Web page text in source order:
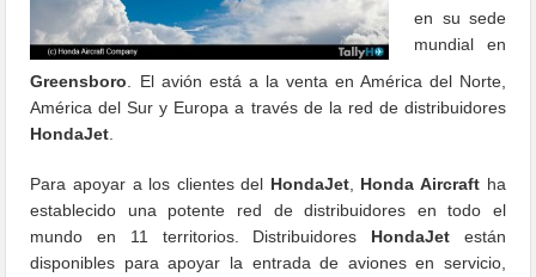
en su sede
mundial en
Greensboro
El avión está a la venta en América del Norte,
América del Sur y Europa a través de la red de distribuidores
HondaJet
Para apoyar a los clientes del HondaJet, Honda Aircraftha
establecido una potente red de distribuidores en todo el
mundo en 11 territorios. Distribuidores HondaJetestán
disponibles para apoyar la entrada de aviones en servicio,